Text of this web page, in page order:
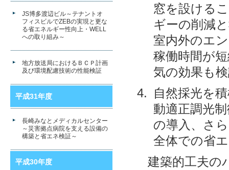
JS博多渡辺ビル～テナントオ
フィスビルでZEBの実現と更な
る省エネルギー性向上・WELL
への取り組み～
地方放送局におけるＢＣＰ計画
及び環境配慮技術の性能検証
平成31年度
長崎みなとメディカルセンター
～災害拠点病院を支える設備の
構築と省エネ検証～
平成30年度
窓を設ける
ギーの削減
室内外のエ
稼働時間が
気の効果も
自然採光を
動適正調光
の導入、さ
全体での省
建築的工夫の